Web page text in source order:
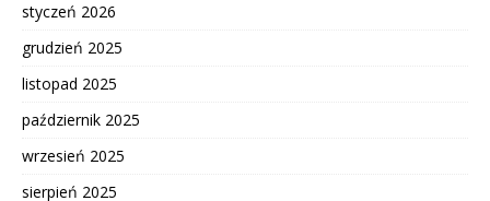
styczeń 2026
grudzień 2025
listopad 2025
październik 2025
wrzesień 2025
sierpień 2025